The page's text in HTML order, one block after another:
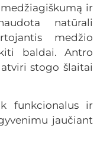
ir
natūrali
medžio
baldai. Antro
stogo šlaitai
funkcionalus ir
jaučiant